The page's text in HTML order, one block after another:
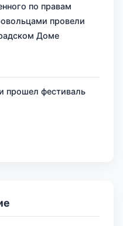
по правам
провели
Доме
прошел фестиваль